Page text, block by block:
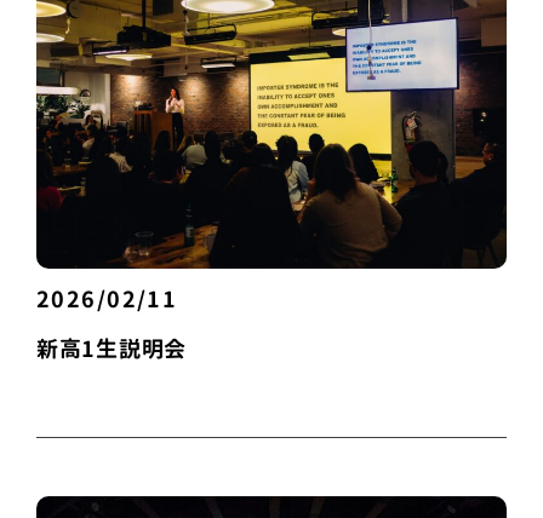
2026/02/11
新高1生説明会